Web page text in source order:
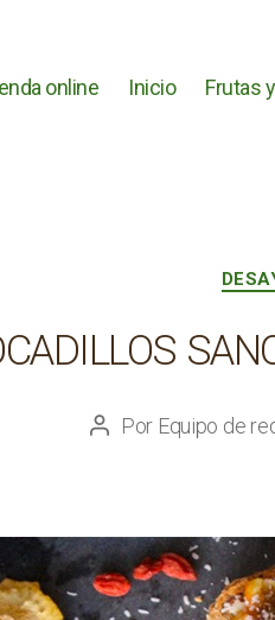
online Inicio Frutas
Autor
Por Equipo de